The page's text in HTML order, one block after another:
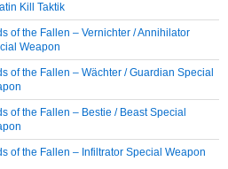
Kill Taktik
of the Fallen – Vernichter / Annihilator
Weapon
of the Fallen – Wächter / Guardian Special
of the Fallen – Bestie / Beast Special
of the Fallen – Infiltrator Special Weapon